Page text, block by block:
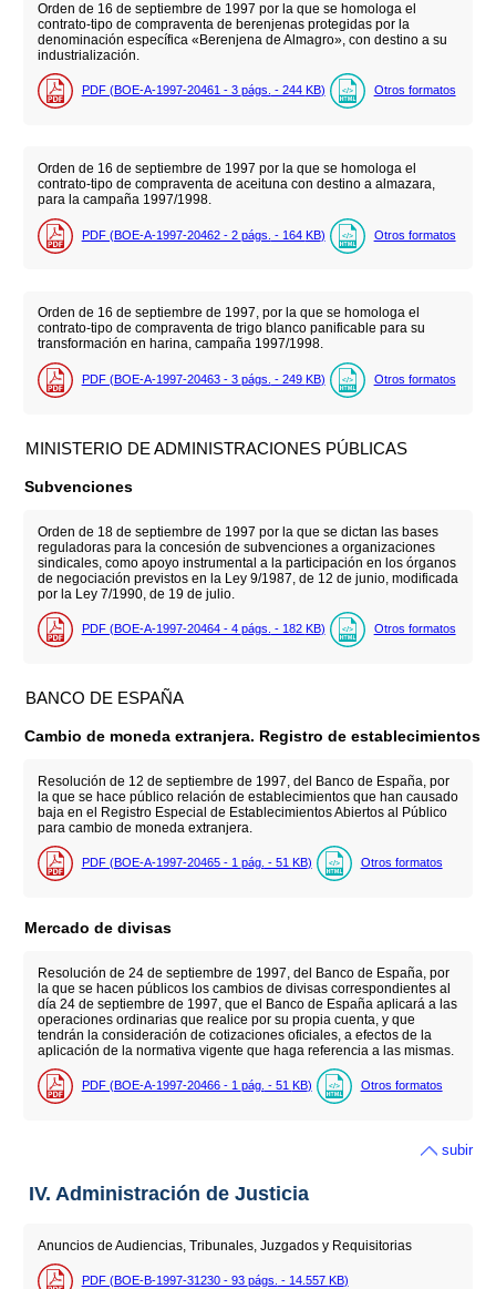
Orden de 16 de septiembre de 1997 por la que se homologa el
contrato-tipo de compraventa de berenjenas protegidas por la
denominación específica «Berenjena de Almagro», con destino a su
industrialización.
PDF (BOE-A-1997-20461 - 3 págs. - 244 KB) Otros formatos
Orden de 16 de septiembre de 1997 por la que se homologa el
contrato-tipo de compraventa de aceituna con destino a almazara,
para la campaña 1997/1998.
PDF (BOE-A-1997-20462 - 2 págs. - 164 KB) Otros formatos
Orden de 16 de septiembre de 1997, por la que se homologa el
contrato-tipo de compraventa de trigo blanco panificable para su
transformación en harina, campaña 1997/1998.
PDF (BOE-A-1997-20463 - 3 págs. - 249 KB) Otros formatos
MINISTERIO DE ADMINISTRACIONES PÚBLICAS
Subvenciones
Orden de 18 de septiembre de 1997 por la que se dictan las bases
reguladoras para la concesión de subvenciones a organizaciones
sindicales, como apoyo instrumental a la participación en los órganos
de negociación previstos en la Ley 9/1987, de 12 de junio, modificada
por la Ley 7/1990, de 19 de julio.
PDF (BOE-A-1997-20464 - 4 págs. - 182 KB) Otros formatos
BANCO DE ESPAÑA
Cambio de moneda extranjera. Registro de establecimientos
Resolución de 12 de septiembre de 1997, del Banco de España, por
la que se hace público relación de establecimientos que han causado
baja en el Registro Especial de Establecimientos Abiertos al Público
para cambio de moneda extranjera.
PDF (BOE-A-1997-20465 - 1 pág. - 51 KB) Otros formatos
Mercado de divisas
Resolución de 24 de septiembre de 1997, del Banco de España, por
la que se hacen públicos los cambios de divisas correspondientes al
día 24 de septiembre de 1997, que el Banco de España aplicará a las
operaciones ordinarias que realice por su propia cuenta, y que
tendrán la consideración de cotizaciones oficiales, a efectos de la
aplicación de la normativa vigente que haga referencia a las mismas.
PDF (BOE-A-1997-20466 - 1 pág. - 51 KB) Otros formatos
subir
IV. Administración de Justicia
Anuncios de Audiencias, Tribunales, Juzgados y Requisitorias
PDF (BOE-B-1997-31230 - 93 págs. - 14.557 KB)